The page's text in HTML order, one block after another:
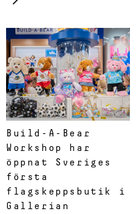
Build-A-Bear
Workshop har
öppnat Sveriges
första
flagskeppsbutik i
Gallerian